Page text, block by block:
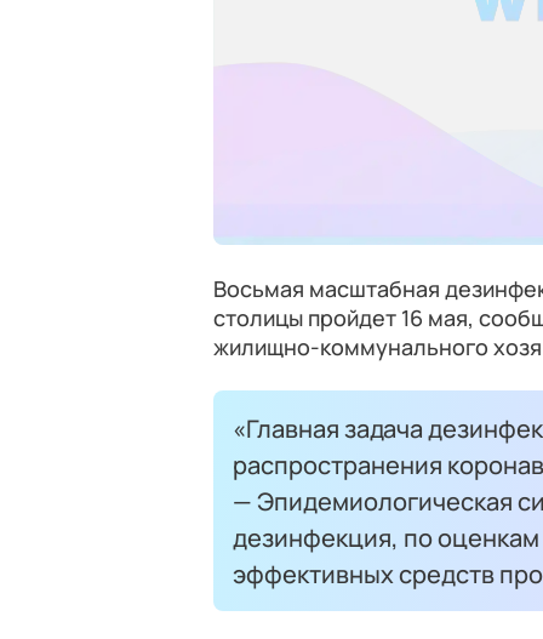
Восьмая масштабная
столицы пройдет 16 мая,
жилищно-коммунального
«Главная задача
распространения
— Эпидемиологическая
дезинфекция, по
эффективных средств